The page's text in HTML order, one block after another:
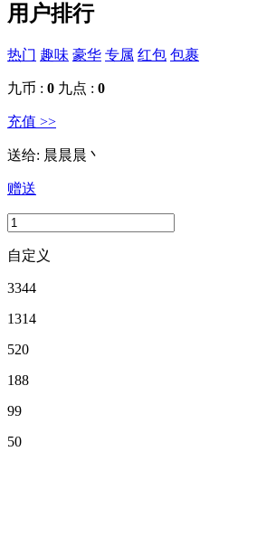
用户排行
热门 趣味 豪华 专属 红包 包裹
九币 : 0 九点 : 0
充值 >>
送给: 晨晨晨丶
赠送
自定义
3344
1314
520
188
99
50